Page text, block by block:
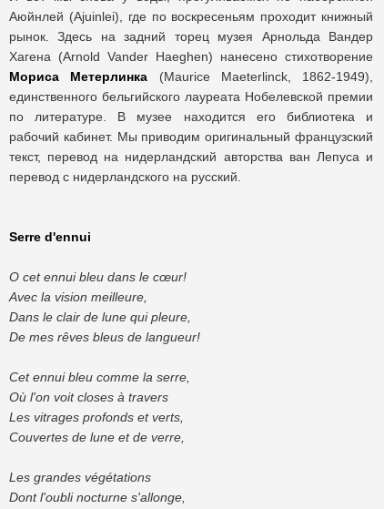
Аюйнлей (Ajuinlei), где по воскресеньям проходит книжный
рынок. Здесь на задний торец музея Арнольда Вандер
Хагена (Arnold Vander Haeghen) нанесено стихотворение
Мориса Метерлинка (Maurice Maeterlinck, 1862-1949),
единственного бельгийского лауреата Нобелевской премии
по литературе. В музее находится его библиотека и
рабочий кабинет. Мы приводим оригинальный французский
текст, перевод на нидерландский авторства ван Лепуса и
перевод с нидерландского на русский.
Serre d'ennui
O cet ennui bleu dans le cœur!
Avec la vision meilleure,
Dans le clair de lune qui pleure,
De mes rêves bleus de langueur!
Cet ennui bleu comme la serre,
Où l'on voit closes à travers
Les vitrages profonds et verts,
Couvertes de lune et de verre,
Les grandes végétations
Dont l'oubli nocturne s'allonge,